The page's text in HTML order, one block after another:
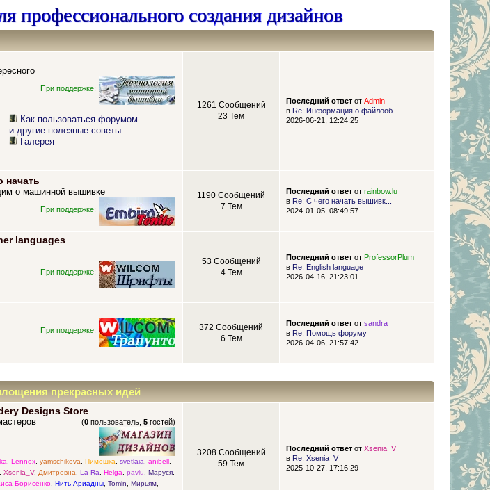
профессионального создания дизайнов
При поддержке:
Как пользоваться форумом
и другие полезные советы
Галерея
1261 Сообщений
23 Тем
Последний ответот Admin
в Re: Информация о файлооб...
2026-06-21, 12:24:25
начать
о машинной вышивке
При поддержке:
1190 Сообщений
7 Тем
Последний ответот rainbow.lu
в Re: С чего начать вышивк...
2024-01-05, 08:49:57
languages
При поддержке:
53 Сообщений
4 Тем
Последний ответот ProfessorPlum
в Re: English language
2026-04-16, 21:23:01
При поддержке:
372 Сообщений
6 Тем
Последний ответот sandra
в Re: Помощь форуму
2026-04-06, 21:57:42
прекрасных идей
Designs Store
(0 пользователь,5 гостей)
, Lennox, yamschikova, Пимошка, svetlaia, anibell,
, Xsenia_V, Дмитревна, La Ra, Helga, pavlu, Маруся,
Борисенко, Нить Ариадны, Tomin, Мирьям,
3208 Сообщений
59 Тем
Последний ответот Xsenia_V
в Re: Xsenia_V
2025-10-27, 17:16:29